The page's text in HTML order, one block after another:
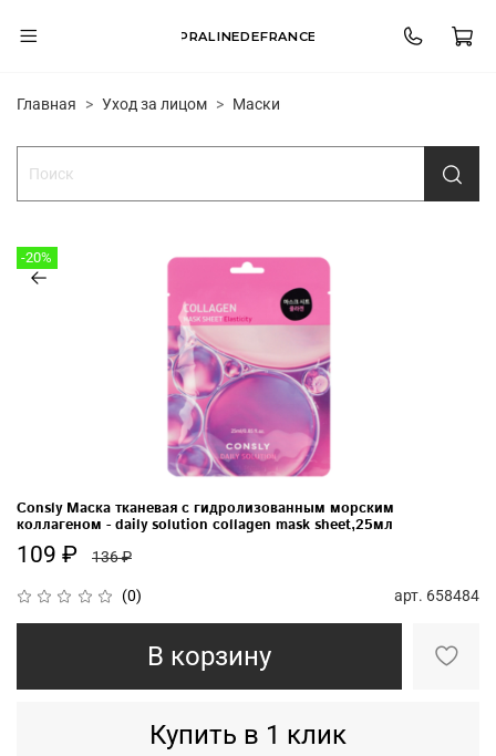
PRALINEDEFRANCE
Главная Уход за лицом Маски
-20%
(0) арт. 658484
Consly Маска тканевая с гидролизованным морским
коллагеном - daily solution collagen mask sheet,25мл
109 ₽ 136 ₽
В корзину
Купить в 1 клик